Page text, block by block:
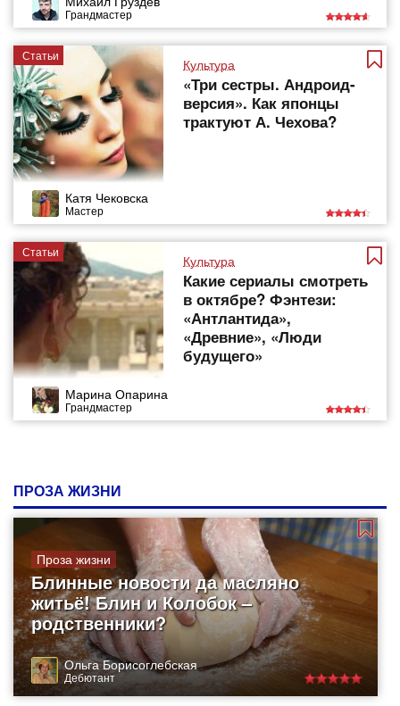
Грандмастер
Статьи
Культура
«Три сестры. Андроид-
версия». Как японцы
трактуют А. Чехова?
Катя Чековска
Мастер
Статьи
Культура
Какие сериалы смотреть
в октябре? Фэнтези:
«Антлантида»,
«Древние», «Люди
будущего»
Марина Опарина
Грандмастер
ПРОЗА ЖИЗНИ
Проза жизни
Блинные новости да масляно
житьё! Блин и Колобок –
родственники?
Ольга Борисоглебская
Дебютант